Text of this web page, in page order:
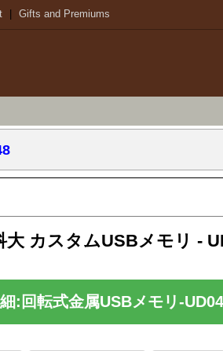
Gifts and Premiums
大 カスタムUSBメモリ -
:回転式金属USBメモリ-